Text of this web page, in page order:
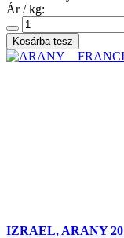
Ár / kg:
IZRAEL, ARANY